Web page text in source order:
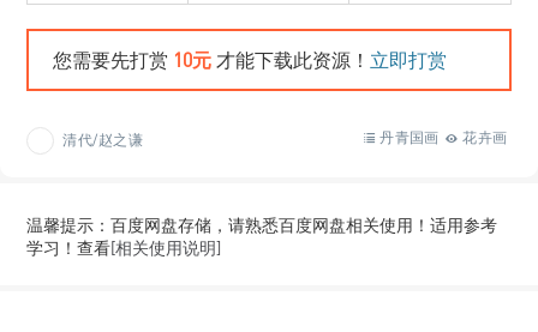
您需要先打赏 10元 才能下载此资源！ 立即打赏
清代/赵之谦 花卉画
丹青国画
温馨提示：百度网盘存储，请熟悉百度网盘相关使用！适用参考
学习！查看[相关使用说明]